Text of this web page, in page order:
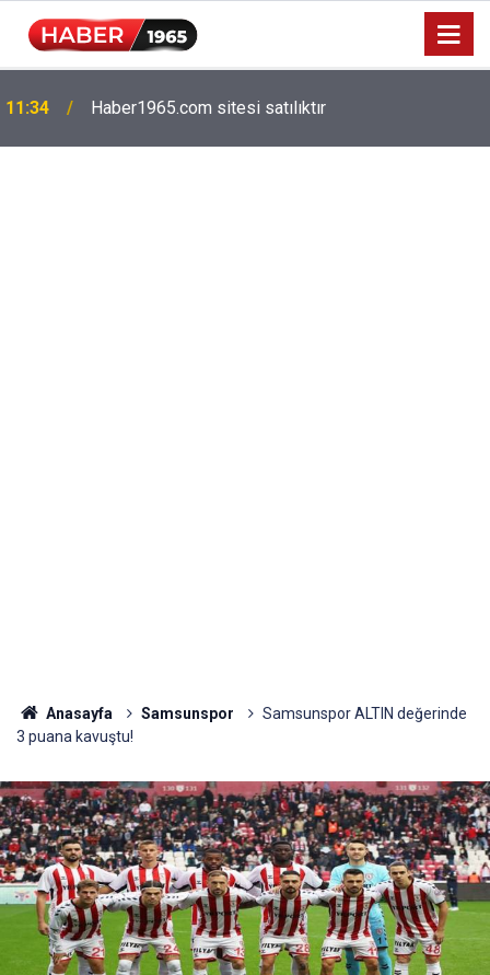
15:52
hesaplarda
Anasayfa Samsunspor
Samsunspor ALTIN değerinde
3 puana kavuştu!